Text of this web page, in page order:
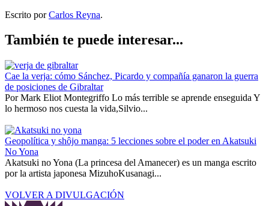
Escrito porCarlos Reyna.
También te puede interesar...
Cae la verja: cómo Sánchez, Picardo y compañía ganaron la guerra
de posiciones de Gibraltar
Por Mark Eliot Montegriffo Lo más terrible se aprende enseguida Y
lo hermoso nos cuesta la vida,Silvio...
Geopolítica y shôjo manga: 5 lecciones sobre el poder en Akatsuki
No Yona
Akatsuki no Yona (La princesa del Amanecer) es un manga escrito
por la artista japonesa MizuhoKusanagi...
VOLVER A DIVULGACIÓN